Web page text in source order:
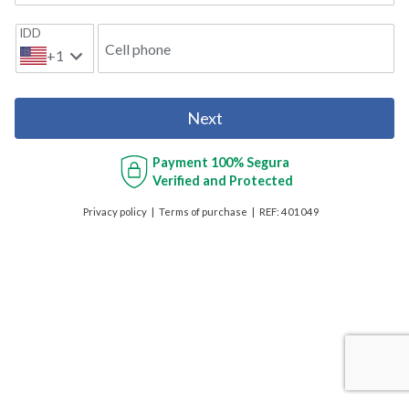
IDD
+1 Cell phone
Next
Payment 100% Segura
Verified and Protected
Privacy policy Terms of purchase REF: 401049